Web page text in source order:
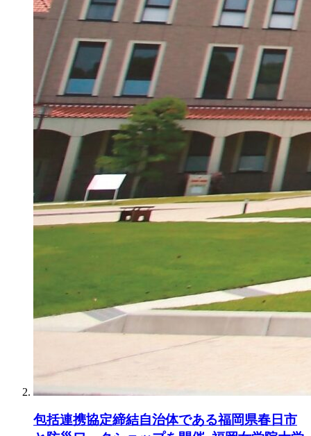
包括連携協定締結自治体である福岡県春日市